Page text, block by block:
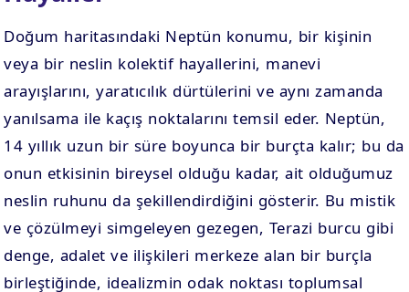
Doğum haritasındaki Neptün konumu, bir kişinin
veya bir neslin kolektif hayallerini, manevi
arayışlarını, yaratıcılık dürtülerini ve aynı zamanda
yanılsama ile kaçış noktalarını temsil eder. Neptün,
14 yıllık uzun bir süre boyunca bir burçta kalır; bu da
onun etkisinin bireysel olduğu kadar, ait olduğumuz
neslin ruhunu da şekillendirdiğini gösterir. Bu mistik
ve çözülmeyi simgeleyen gezegen, Terazi burcu gibi
denge, adalet ve ilişkileri merkeze alan bir burçla
birleştiğinde, idealizmin odak noktası toplumsal